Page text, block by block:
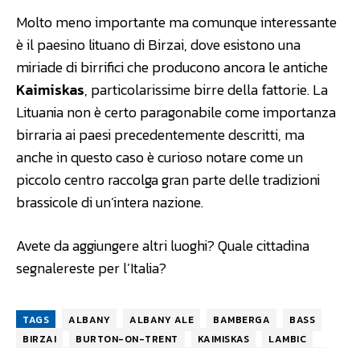
Molto meno importante ma comunque interessante
è il paesino lituano di Birzai, dove esistono una
miriade di birrifici che producono ancora le antiche
Kaimiskas, particolarissime birre della fattorie. La
Lituania non è certo paragonabile come importanza
birraria ai paesi precedentemente descritti, ma
anche in questo caso è curioso notare come un
piccolo centro raccolga gran parte delle tradizioni
brassicole di un’intera nazione.
Avete da aggiungere altri luoghi? Quale cittadina
segnalereste per l’Italia?
TAGS ALBANY ALBANY ALE BAMBERGA
BASS
BIRZAI
BURTON-ON-TRENT KAIMISKAS
LAMBIC